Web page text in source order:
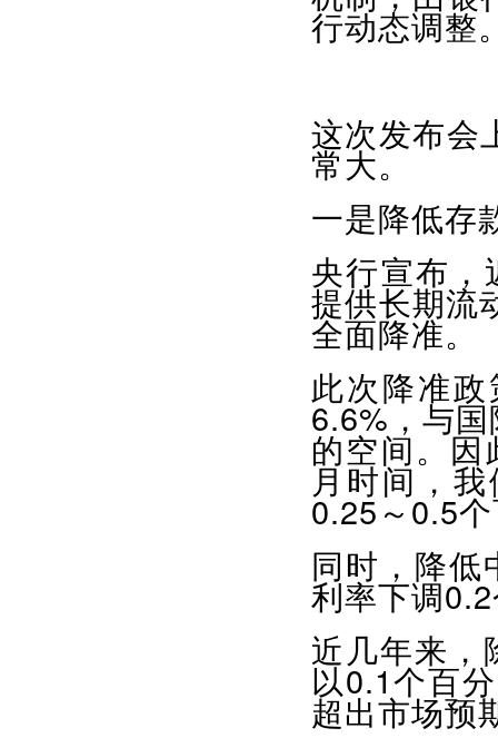
行动态调整
这次发布会
常大。
一是降低存
央行宣布
提供长期流
全面降准。
此次降准
6.6%，与
的空间。因
月时间，
0.25～0.5
同时，降低
利率下调
近几年来，
以0.1个百
超出市场预